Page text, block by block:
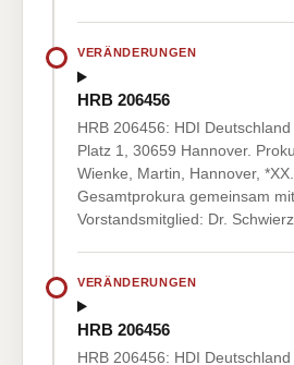
VERÄNDERUNGEN
HRB 206456
HRB 206456: HDI
Platz 1, 30659 Hannover.
Wienke, Martin, Hannover,
Gesamtprokura gemeinsam
Vorstandsmitglied: Dr.
VERÄNDERUNGEN
HRB 206456
HRB 206456: HDI